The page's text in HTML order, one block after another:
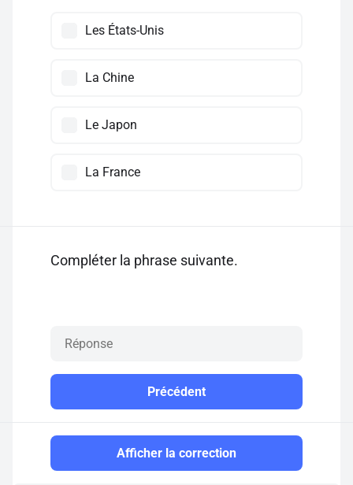
Les États-Unis
La Chine
Le Japon
La France
Compléter la phrase suivante.
Précédent
Afficher la correction